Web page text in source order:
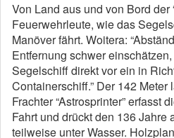
Von Land aus und von Bord der
Feuerwehrleute, wie das
Manöver fährt. Woitera:
Entfernung schwer
Segelschiff direkt vor ein in
Containerschiff.” Der 142
Frachter “Astrosprinter” erfasst
Fahrt und drückt den 136 Jahre
teilweise unter Wasser.